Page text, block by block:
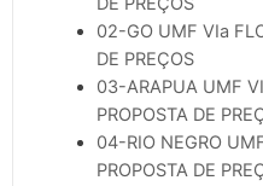
02-GO UMF VIa
DE PREÇOS
03-ARAPUA UMF
PROPOSTA DE
04-RIO NEGRO
PROPOSTA DE